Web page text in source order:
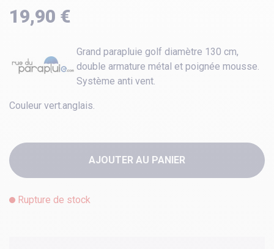
19,90 €
Grand parapluie golf diamètre 130 cm,
double armature métal et poignée mousse.
Système anti vent.
Couleur vert.anglais.
AJOUTER AU PANIER
Rupture de stock